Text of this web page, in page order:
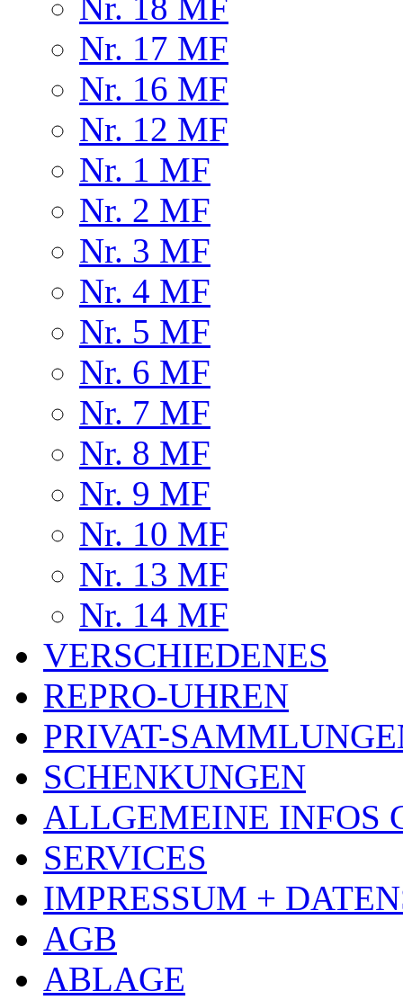
Nr. 18 MF
Nr. 17 MF
Nr. 16 MF
Nr. 12 MF
Nr. 1 MF
Nr. 2 MF
Nr. 3 MF
Nr. 4 MF
Nr. 5 MF
Nr. 6 MF
Nr. 7 MF
Nr. 8 MF
Nr. 9 MF
Nr. 10 MF
Nr. 13 MF
Nr. 14 MF
VERSCHIEDENES
REPRO-UHREN
PRIVAT-
SCHENKUNGEN
ALLGEMEINE INFOS
SERVICES
IMPRESSUM +
AGB
ABLAGE